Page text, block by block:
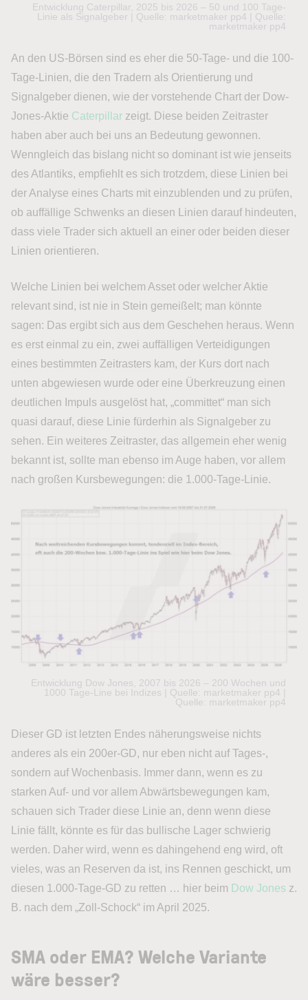
Entwicklung Caterpillar, 2025 bis 2026 – 50 und 100 Tage-
Linie als Signalgeber | Quelle: marketmaker pp4 | Quelle:
marketmaker pp4
An den US-Börsen sind es eher die 50-Tage- und die 100-
Tage-Linien, die den Tradern als Orientierung und
Signalgeber dienen, wie der vorstehende Chart der Dow-
Jones-Aktie Caterpillar zeigt. Diese beiden Zeitraster
haben aber auch bei uns an Bedeutung gewonnen.
Wenngleich das bislang nicht so dominant ist wie jenseits
des Atlantiks, empfiehlt es sich trotzdem, diese Linien bei
der Analyse eines Charts mit einzublenden und zu prüfen,
ob auffällige Schwenks an diesen Linien darauf hindeuten,
dass viele Trader sich aktuell an einer oder beiden dieser
Linien orientieren.
Welche Linien bei welchem Asset oder welcher Aktie
relevant sind, ist nie in Stein gemeißelt; man könnte
sagen: Das ergibt sich aus dem Geschehen heraus. Wenn
es erst einmal zu ein, zwei auffälligen Verteidigungen
eines bestimmten Zeitrasters kam, der Kurs dort nach
unten abgewiesen wurde oder eine Überkreuzung einen
deutlichen Impuls ausgelöst hat, „committet“ man sich
quasi darauf, diese Linie fürderhin als Signalgeber zu
sehen. Ein weiteres Zeitraster, das allgemein eher wenig
bekannt ist, sollte man ebenso im Auge haben, vor allem
nach großen Kursbewegungen: die 1.000-Tage-Linie.
Entwicklung Dow Jones, 2007 bis 2026 – 200 Wochen und
1000 Tage-Line bei Indizes | Quelle: marketmaker pp4 |
Quelle: marketmaker pp4
Dieser GD ist letzten Endes näherungsweise nichts
anderes als ein 200er-GD, nur eben nicht auf Tages-,
sondern auf Wochenbasis. Immer dann, wenn es zu
starken Auf- und vor allem Abwärtsbewegungen kam,
schauen sich Trader diese Linie an, denn wenn diese
Linie fällt, könnte es für das bullische Lager schwierig
werden. Daher wird, wenn es dahingehend eng wird, oft
vieles, was an Reserven da ist, ins Rennen geschickt, um
diesen 1.000-Tage-GD zu retten … hier beim Dow Jones z.
B. nach dem „Zoll-Schock“ im April 2025.
SMA oder EMA? Welche Variante
wäre besser?